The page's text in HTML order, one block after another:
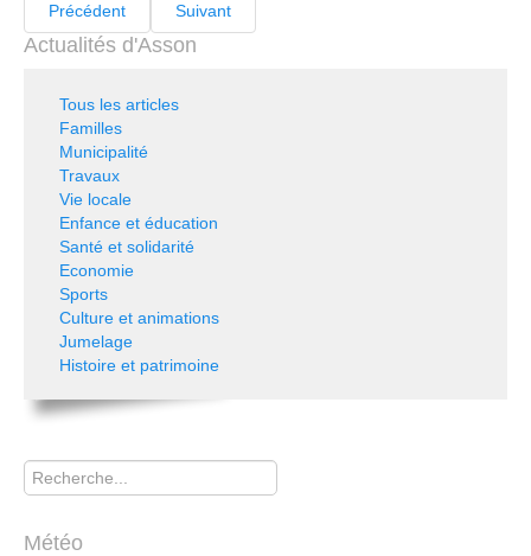
Précédent Suivant
Actualités d'Asson
Tous les articles
Familles
Municipalité
Travaux
Vie locale
Enfance et éducation
Santé et solidarité
Economie
Sports
Culture et animations
Jumelage
Histoire et patrimoine
Rechercher
Météo